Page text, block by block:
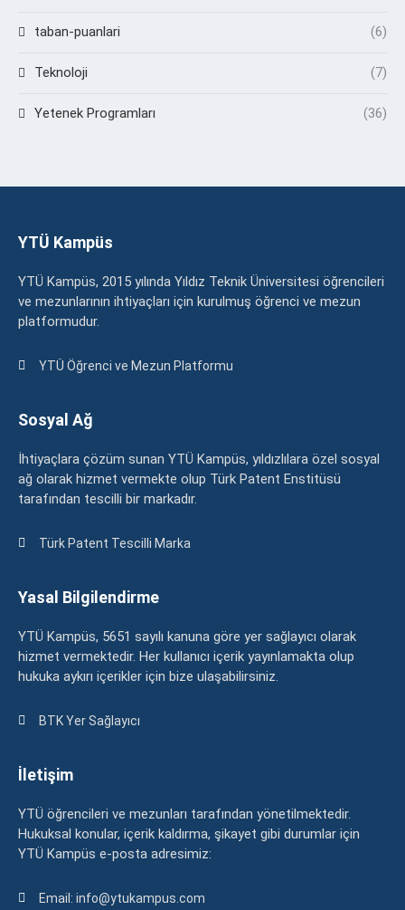
taban-puanlari (6)
Teknoloji (7)
Yetenek Programları (36)
YTÜ Kampüs
YTÜ Kampüs, 2015 yılında Yıldız Teknik Üniversitesi öğrencileri
ve mezunlarının ihtiyaçları için kurulmuş öğrenci ve mezun
platformudur.
YTÜ Öğrenci ve Mezun Platformu
Sosyal Ağ
İhtiyaçlara çözüm sunan YTÜ Kampüs, yıldızlılara özel sosyal
ağ olarak hizmet vermekte olup Türk Patent Enstitüsü
tarafından tescilli bir markadır.
Türk Patent Tescilli Marka
Yasal Bilgilendirme
YTÜ Kampüs, 5651 sayılı kanuna göre yer sağlayıcı olarak
hizmet vermektedir. Her kullanıcı içerik yayınlamakta olup
hukuka aykırı içerikler için bize ulaşabilirsiniz.
BTK Yer Sağlayıcı
İletişim
YTÜ öğrencileri ve mezunları tarafından yönetilmektedir.
Hukuksal konular, içerik kaldırma, şikayet gibi durumlar için
YTÜ Kampüs e-posta adresimiz:
Email: info@ytukampus.com